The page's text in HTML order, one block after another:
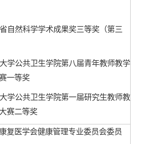
自然科学学术成果奖三等奖（第三
学公共卫生学院第八届青年教师教学
一等奖
学公共卫生学院第一届研究生教师教
赛二等奖
复医学会健康管理专业委员会委员